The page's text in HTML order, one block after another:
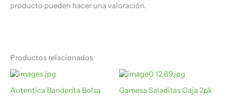
producto pueden hacer una valoración.
Productos relacionados
Autentica Banderita Bolsa
Gamesa Saladitas Caja 2pk